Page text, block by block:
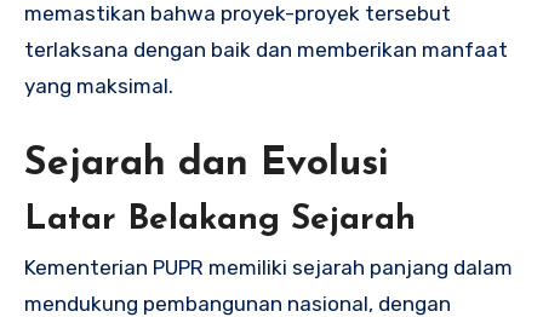
memastikan bahwa proyek-proyek tersebut
terlaksana dengan baik dan memberikan manfaat
yang maksimal.
Sejarah dan Evolusi
Latar Belakang Sejarah
Kementerian PUPR memiliki sejarah panjang dalam
mendukung pembangunan nasional, dengan